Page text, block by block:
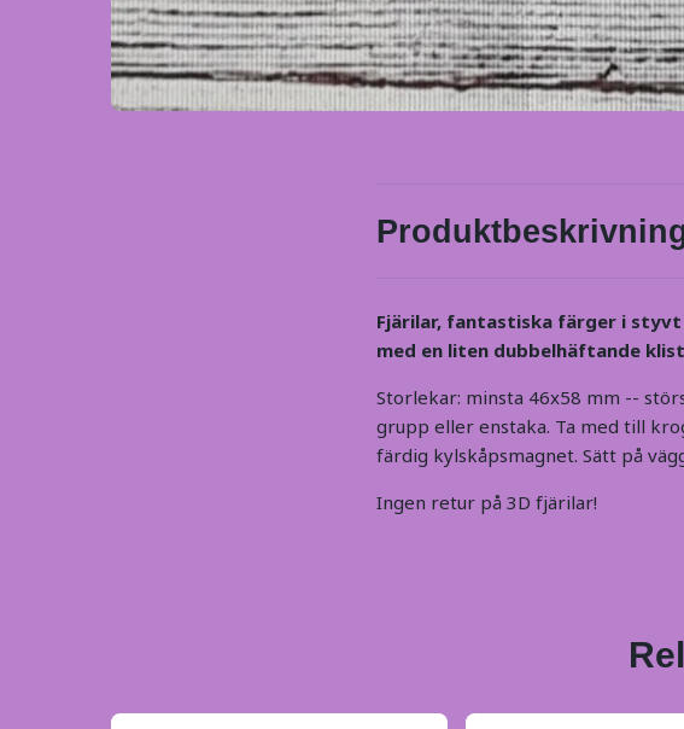
Fjärilar, fantastiska färger i styvt
med en liten dubbelhäftande
Storlekar: minsta 46x58 mm --
grupp eller enstaka. Ta med till
färdig kylskåpsmagnet. Sätt på
Ingen retur på 3D fjärilar!